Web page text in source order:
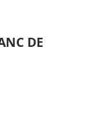
DE